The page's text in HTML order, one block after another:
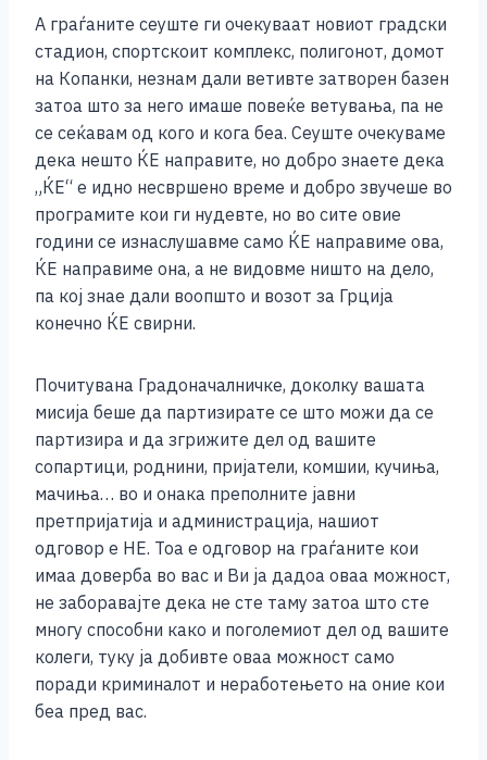
А граѓаните сеуште ги очекуваат новиот градски
стадион, спортскоит комплекс, полигонот, домот
на Копанки, незнам дали ветивте затворен базен
затоа што за него имаше повеќе ветувања, па не
се сеќавам од кого и кога беа. Сеуште очекуваме
дека нешто ЌЕ направите, но добро знаете дека
„ЌЕ“ е идно несвршено време и добро звучеше во
програмите кои ги нудевте, но во сите овие
години се изнаслушавме само ЌЕ направиме ова,
ЌЕ направиме она, а не видовме ништо на дело,
па кој знае дали воопшто и возот за Грција
конечно ЌЕ свирни.
Почитувана Градоначалничке, доколку вашата
мисија беше да партизирате се што можи да се
партизира и да згрижите дел од вашите
сопартици, роднини, пријатели, комшии, кучиња,
мачиња… во и онака преполните јавни
претпријатија и администрација, нашиот
одговор е НЕ. Тоа е одговор на граѓаните кои
имаа доверба во вас и Ви ја дадоа оваа можност,
не заборавајте дека не сте таму затоа што сте
многу способни како и поголемиот дел од вашите
колеги, туку ја добивте оваа можност само
поради криминалот и неработењето на оние кои
беа пред вас.